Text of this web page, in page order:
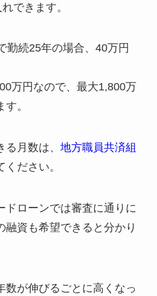
できます。
勤続25年の場合、40万円
万円なので、最大1,800万
。
月数は、 地方職員共済組
ください。
ドローンでは審査に通りに
融資も希望できると分かり
数が伸びるごとに高くなっ